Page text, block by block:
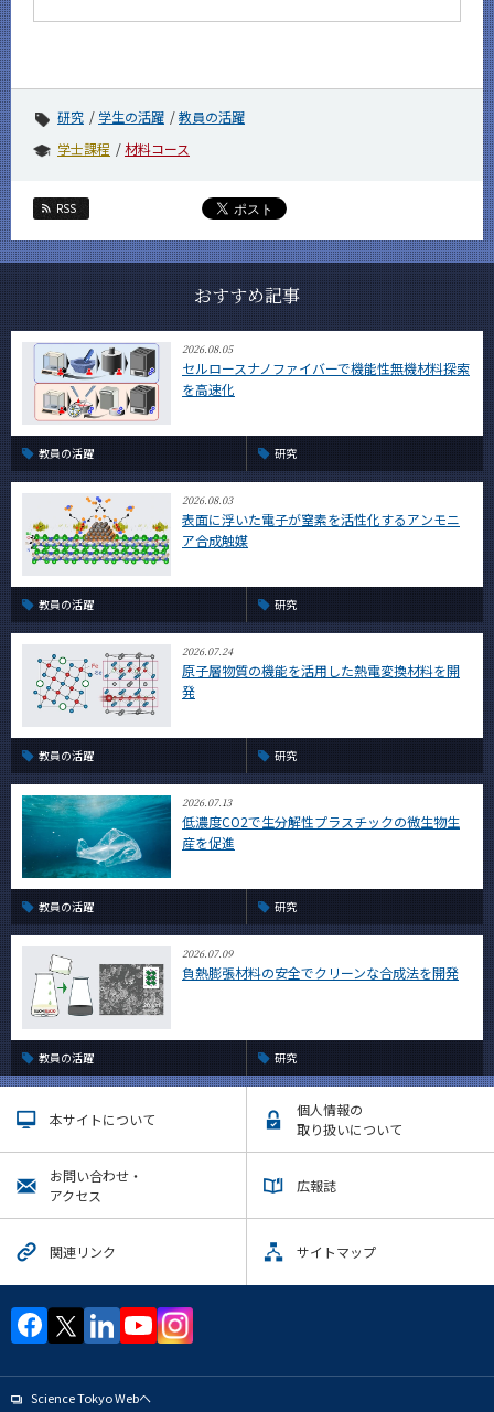
研究 学生の活躍
教員の活躍
学士課程
材料コース
RSS
おすすめ記事
2026.08.05
セルロースナノファイバーで機能性無機材料探索
を高速化
教員の活躍 研究
2026.08.03
表面に浮いた電子が窒素を活性化するアンモニ
ア合成触媒
教員の活躍 研究
2026.07.24
原子層物質の機能を活用した熱電変換材料を開
発
教員の活躍 研究
2026.07.13
低濃度CO2で生分解性プラスチックの微生物生
産を促進
教員の活躍 研究
2026.07.09
負熱膨張材料の安全でクリーンな合成法を開発
教員の活躍 研究
本サイトについて
個人情報の
取り扱いについて
お問い合わせ・
アクセス
広報誌
関連リンク サイトマップ
Science Tokyo Webヘ